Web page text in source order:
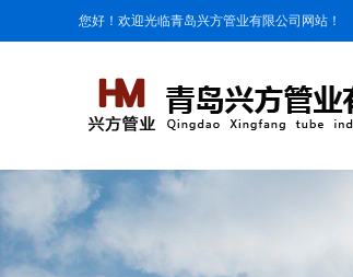
您好！欢迎光临青岛兴方管业有限公司网站！